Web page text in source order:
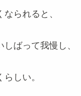
られると、
ばって我慢し、
しい。